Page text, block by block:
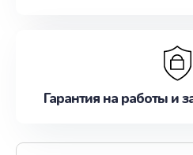
Гарантия на работы и